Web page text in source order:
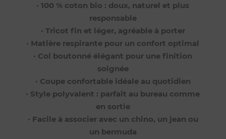
•100 % coton bio : doux, naturel et plus
responsable
• Tricot fin et léger, agréable à porter
• Matière respirante pour un confort optimal
• Col boutonné élégant pour une finition
soignée
• Coupe confortable idéale au quotidien
• Style polyvalent : parfait au bureau comme
en sortie
• Facile à associer avec un chino, un jean ou
un bermuda